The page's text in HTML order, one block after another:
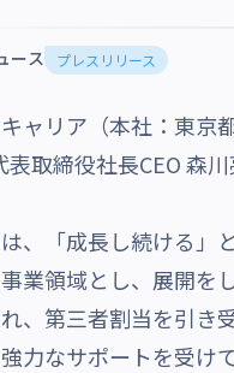
ース プレスリリース
ャリア（本社：東
表取締役社長CEO 森
、「成長し続ける」
業領域とし、展開を
、第三者割当を引き
力なサポートを受け